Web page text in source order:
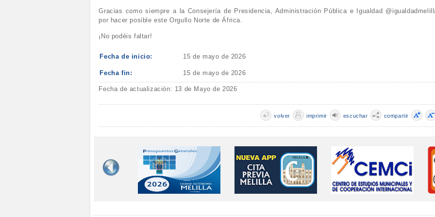
Gracias como siempre a la Consejería de Presidencia, Administración Pública e Igualdad
por hacer posible este Orgullo Norte de África.
¡No podéis faltar!
Fecha de inicio: 15 de mayo de 2026
Fecha fin: 15 de mayo de 2026
Fecha de actualización: 13 de Mayo de 2026
compartir
escuchar
imprimir
volver